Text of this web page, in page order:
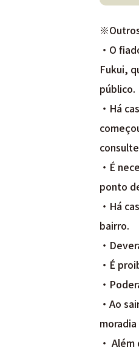
・O
Fukui,
público.
・Há
・É
ponto
・Há
bairro.
・
・É
・
・Ao
・